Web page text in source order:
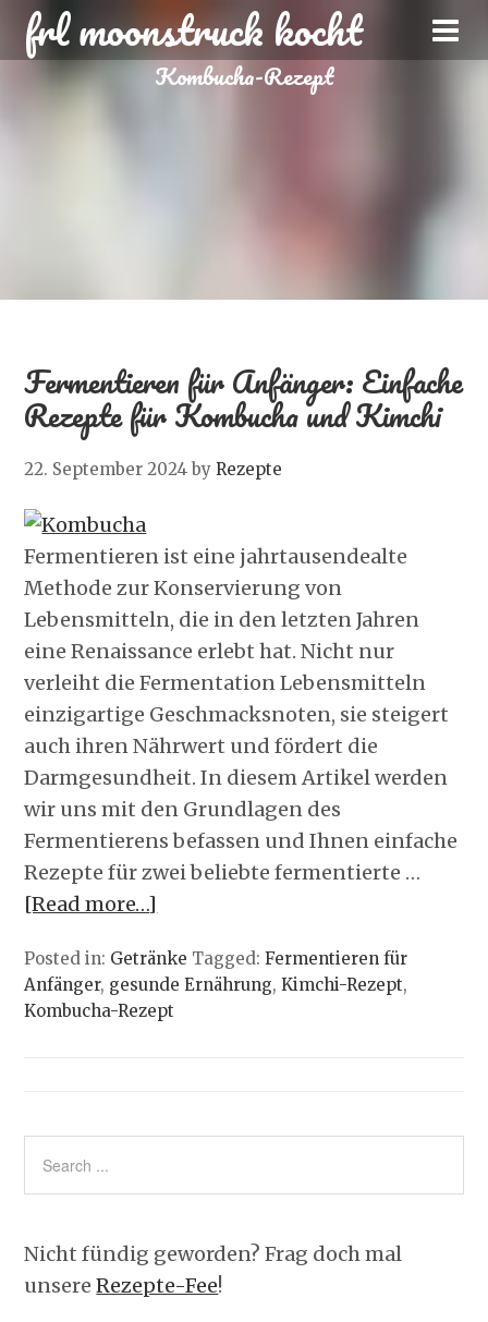
frl moonstruck kocht
Kombucha-Rezept
Fermentieren für Anfänger: Einfache
Rezepte für Kombucha und Kimchi
22. September 2024 byRezepte
Fermentieren ist eine jahrtausendealte
Methode zur Konservierung von
Lebensmitteln, die in den letzten Jahren
eine Renaissance erlebt hat. Nicht nur
verleiht die Fermentation Lebensmitteln
einzigartige Geschmacksnoten, sie steigert
auch ihren Nährwert und fördert die
Darmgesundheit. In diesem Artikel werden
wir uns mit den Grundlagen des
Fermentierens befassen und Ihnen einfache
Rezepte für zwei beliebte fermentierte …
[Read more…]
Posted in: Getränke Tagged:Fermentieren für
Anfänger, gesunde Ernährung,Kimchi-Rezept,
Kombucha-Rezept
Nicht fündig geworden? Frag doch mal
unsereRezepte-Fee!